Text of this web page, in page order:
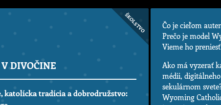
ŠKOLSTVO
DIVOČINE
katolícka tradícia a dobrodružstvo:
Čo je cieľom
Prečo je model
Vieme ho
Ako má vyzerať
médii,
sekulárnom
Wyoming